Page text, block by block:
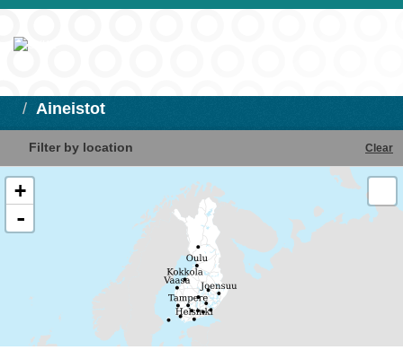
Aineistot
Filter by location Clear
+
-